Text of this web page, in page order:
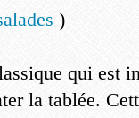
)
qui est
la tablée.